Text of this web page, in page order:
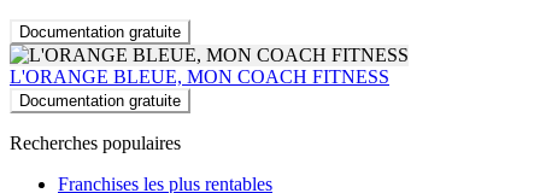
Documentation gratuite
L'ORANGE BLEUE, MON COACH FITNESS
Documentation gratuite
Recherches populaires
Franchises les plus rentables